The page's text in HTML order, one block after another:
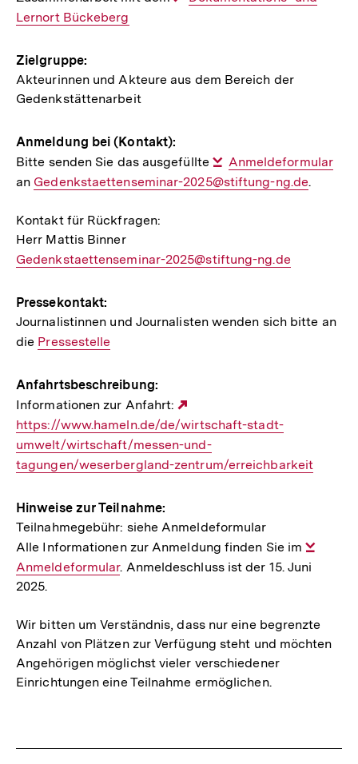
Lernort Bückeberg
Zielgruppe:
Akteurinnen und Akteure aus dem Bereich der
Gedenkstättenarbeit
Anmeldung bei (Kontakt):
Bitte senden Sie das ausgefüllte
Interner
Link:
Anmeldeformular
an E-
Link:
Gedenkstaettenseminar-2025@stiftung-ng.de.
Kontakt für Rückfragen:
Herr Mattis Binner
E-
Link:
Gedenkstaettenseminar-2025@stiftung-ng.de
Pressekontakt:
Journalistinnen und Journalisten wenden sich bitte an
die Interner
Pressestelle
Anfahrtsbeschreibung:
Informationen zur Anfahrt:
Link:
https://www.hameln.de/de/wirtschaft-stadt-
umwelt/wirtschaft/messen-und-
tagungen/weserbergland-zentrum/erreichbarkeit
Hinweise zur Teilnahme:
Teilnahmegebühr: siehe Anmeldeformular
Alle Informationen zur Anmeldung finden Sie im
Anmeldeformular. Anmeldeschluss ist der 15. Juni
2025.
Wir bitten um Verständnis, dass nur eine begrenzte
Anzahl von Plätzen zur Verfügung steht und möchten
Angehörigen möglichst vieler verschiedener
Einrichtungen eine Teilnahme ermöglichen.